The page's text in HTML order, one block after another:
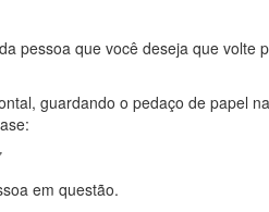
pessoa que você deseja que volte
guardando o pedaço de papel na
em questão.